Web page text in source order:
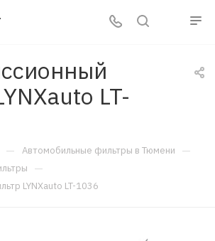
LT-
— Автомобильные фильтры в Тюмени —
—
LYNXauto LT-1036